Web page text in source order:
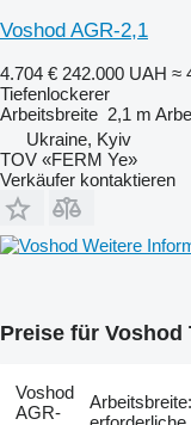
Voshod AGR-2,1
4.704 € 242.000 UAH ≈
Tiefenlockerer
Arbeitsbreite 2,1 m
Ukraine, Kyiv
TOV «FERM Ye»
Verkäufer kontaktieren
Weitere
Preise für
Voshod
AGR-